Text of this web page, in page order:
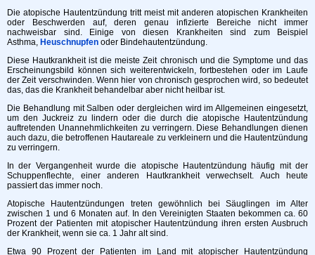
Die atopische Hautentzündung tritt meist mit anderen atopischen Krankheiten
oder Beschwerden auf, deren genau infizierte Bereiche nicht immer
nachweisbar sind. Einige von diesen Krankheiten sind zum Beispiel
Asthma, Heuschnupfen oder Bindehautentzündung.
Diese Hautkrankheit ist die meiste Zeit chronisch und die Symptome und das
Erscheinungsbild können sich weiterentwickeln, fortbestehen oder im Laufe
der Zeit verschwinden. Wenn hier von chronisch gesprochen wird, so bedeutet
das, das die Krankheit behandelbar aber nicht heilbar ist.
Die Behandlung mit Salben oder dergleichen wird im Allgemeinen eingesetzt,
um den Juckreiz zu lindern oder die durch die atopische Hautentzündung
auftretenden Unannehmlichkeiten zu verringern. Diese Behandlungen dienen
auch dazu, die betroffenen Hautareale zu verkleinern und die Hautentzündung
zu verringern.
In der Vergangenheit wurde die atopische Hautentzündung häufig mit der
Schuppenflechte, einer anderen Hautkrankheit verwechselt. Auch heute
passiert das immer noch.
Atopische Hautentzündungen treten gewöhnlich bei Säuglingen im Alter
zwischen 1 und 6 Monaten auf. In den Vereinigten Staaten bekommen ca. 60
Prozent der Patienten mit atopischer Hautentzündung ihren ersten Ausbruch
der Krankheit, wenn sie ca. 1 Jahr alt sind.
Etwa 90 Prozent der Patienten im Land mit atopischer Hautentzündung